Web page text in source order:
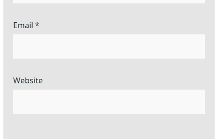
Email*
Website